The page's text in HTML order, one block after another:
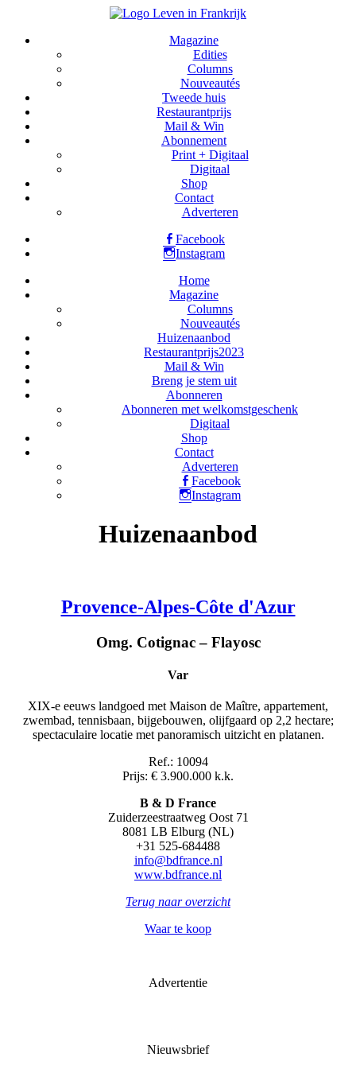
Magazine
Edities
Columns
Nouveautés
Tweede huis
Restaurantprijs
Mail & Win
Abonnement
Print + Digitaal
Digitaal
Shop
Contact
Adverteren
Facebook
Instagram
Home
Magazine
Columns
Nouveautés
Huizenaanbod
Restaurantprijs2023
Mail & Win
Breng je stem uit
Abonneren
Abonneren met welkomstgeschenk
Digitaal
Shop
Contact
Adverteren
Facebook
Instagram
Huizenaanbod
Provence-Alpes-Côte d'Azur
Omg. Cotignac – Flayosc
Var
XIX-e eeuws landgoed met Maison de Maître, appartement,
zwembad, tennisbaan, bijgebouwen, olijfgaard op 2,2 hectare;
spectaculaire locatie met panoramisch uitzicht en platanen.
Ref.: 10094
Prijs: € 3.900.000 k.k.
B & D France
Zuiderzeestraatweg Oost 71
8081 LB Elburg (NL)
+31 525-684488
info@bdfrance.nl
www.bdfrance.nl
Terug naar overzicht
Waar te koop
Advertentie
Nieuwsbrief